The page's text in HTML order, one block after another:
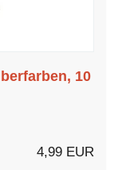
10
4,99 EUR